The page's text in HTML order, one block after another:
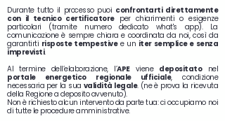
Durante tutto il processo puoi confrontarti direttamente
con il tecnico certificatoreper chiarimenti o esigenze
particolari (tramite numero dedicato what's app). La
comunicazione è sempre chiara e coordinata da noi, così da
garantirti risposte tempestivee un iter semplice e senza
imprevisti.
Al termine dell’elaborazione, l’APEviene depositatonel
portale energetico regionale ufficiale, condizione
necessaria per la sua validità legale. (ne è prova la ricevuta
della Regione a deposito avvenuto).
Non è richiesto alcun intervento da parte tua: ci occupiamo noi
di tutte le procedure amministrative.